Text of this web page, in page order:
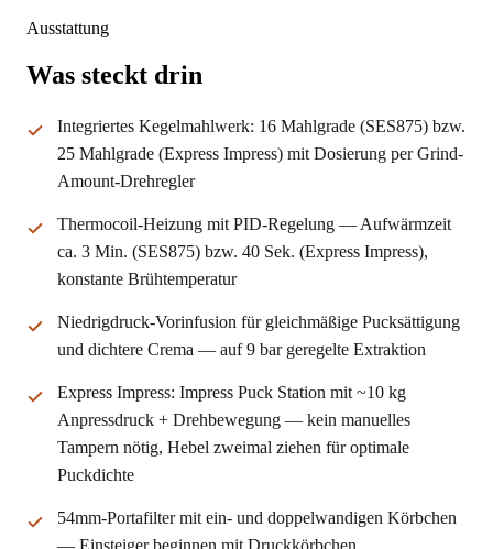
Ausstattung
Was steckt drin
Integriertes Kegelmahlwerk: 16 Mahlgrade (SES875) bzw.
25 Mahlgrade (Express Impress) mit Dosierung per Grind-
Amount-Drehregler
Thermocoil-Heizung mit PID-Regelung — Aufwärmzeit
ca. 3 Min. (SES875) bzw. 40 Sek. (Express Impress),
konstante Brühtemperatur
Niedrigdruck-Vorinfusion für gleichmäßige Pucksättigung
und dichtere Crema — auf 9 bar geregelte Extraktion
Express Impress: Impress Puck Station mit ~10 kg
Anpressdruck + Drehbewegung — kein manuelles
Tampern nötig, Hebel zweimal ziehen für optimale
Puckdichte
54mm-Portafilter mit ein- und doppelwandigen Körbchen